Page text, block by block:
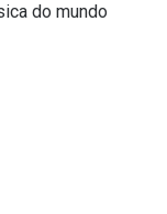
do mundo